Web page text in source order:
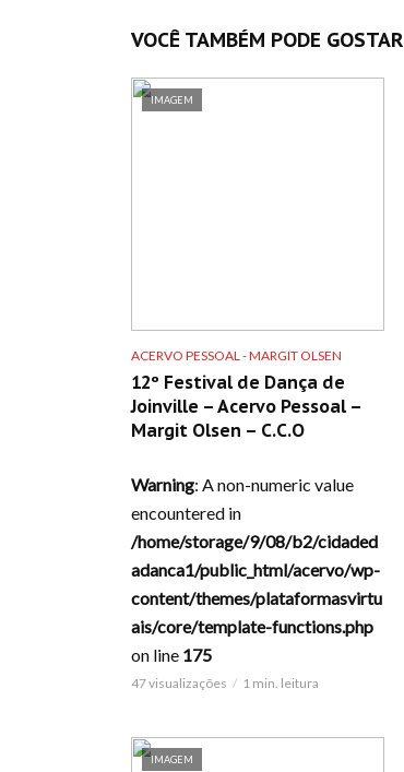
VOCÊ TAMBÉM PODE GOSTAR
IMAGEM
ACERVO PESSOAL - MARGIT OLSEN
12º Festival de Dança de
Joinville – Acervo Pessoal –
Margit Olsen – C.C.O
Warning: A non-numeric value
encountered in
/home/storage/9/08/b2/cidaded
adanca1/public_html/acervo/wp-
content/themes/plataformasvirtu
ais/core/template-functions.php
on line 175
47 visualizações 1 min. leitura
IMAGEM